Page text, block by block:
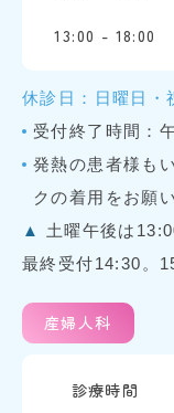
13:00 - 18:00
休診日：日曜日・
受付終了時間：
発熱の患者様も
クの着用をお願
▲
土曜午後は
最終受付14:30。
産婦人科
診療時間